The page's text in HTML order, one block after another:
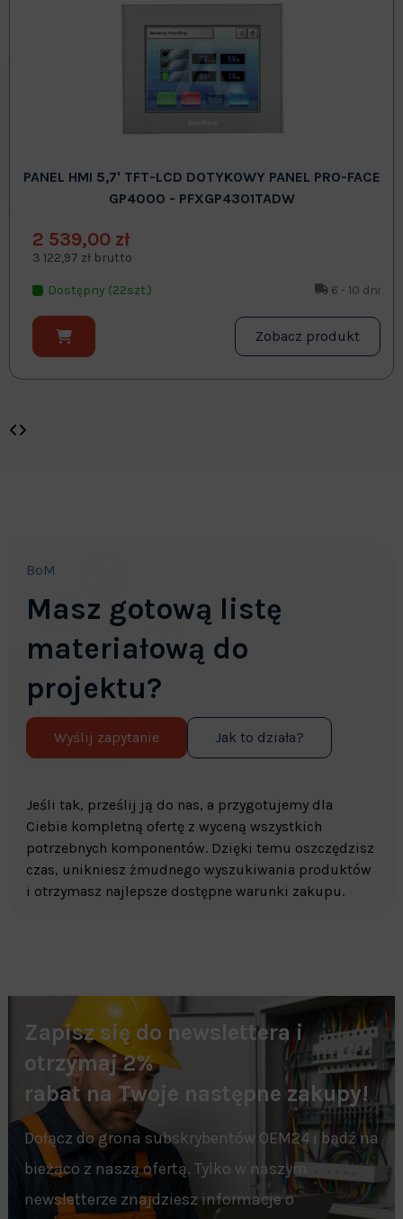
PANEL HMI 5,7' TFT-LCD DOTYKOWY PANEL PRO-FACE
GP4000 - PFXGP4301TADW
2 539,00 zł
3 122,97 zł brutto
Dostępny (22szt.) 6 - 10 dni
Zobacz produkt
BoM
Masz gotową listę
materiałową do
projektu?
Wyślij zapytanie Jak to działa?
Jeśli tak, prześlij ją do nas, a przygotujemy dla
Ciebie kompletną ofertę z wyceną wszystkich
potrzebnych komponentów. Dzięki temu oszczędzisz
czas, unikniesz żmudnego wyszukiwania produktów
i otrzymasz najlepsze dostępne warunki zakupu.
Zapisz się do newslettera i
otrzymaj 2%
rabat na Twoje następne zakupy!
Dołącz do grona subskrybentów OEM24 i bądź na
bieżąco z naszą ofertą. Tylko w naszym
newsletterze znajdziesz informacje o